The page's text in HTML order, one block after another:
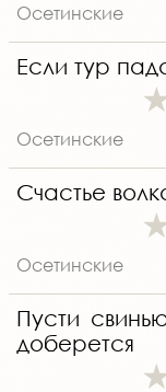
Осетинские
Если тур
Осетинские
Счастье
Осетинские
Пусти
доберется